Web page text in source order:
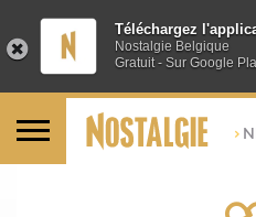
Téléchargez
Nostalgie Belgique
Gratuit - Sur Google
>